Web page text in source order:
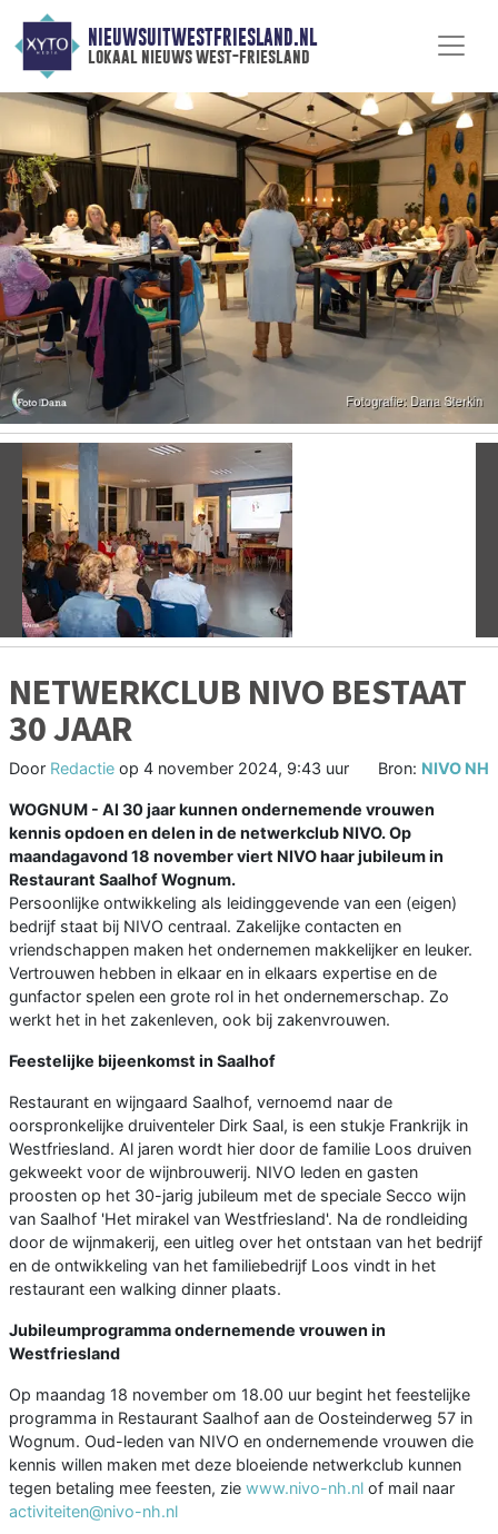
NIEUWSUITWESTFRIESLAND.NL
lokaal nieuws west-friesland
Vorige
NETWERKCLUB NIVO BESTAAT
30 JAAR
Door Redactie op 4 november 2024, 9:43 uur Bron: NIVO NH
WOGNUM - Al 30 jaar kunnen ondernemende vrouwen
kennis opdoen en delen in de netwerkclub NIVO. Op
maandagavond 18 november viert NIVO haar jubileum in
Restaurant Saalhof Wognum.
Persoonlijke ontwikkeling als leidinggevende van een (eigen)
bedrijf staat bij NIVO centraal. Zakelijke contacten en
vriendschappen maken het ondernemen makkelijker en leuker.
Vertrouwen hebben in elkaar en in elkaars expertise en de
gunfactor spelen een grote rol in het ondernemerschap. Zo
werkt het in het zakenleven, ook bij zakenvrouwen.
Feestelijke bijeenkomst in Saalhof
Restaurant en wijngaard Saalhof, vernoemd naar de
oorspronkelijke druiventeler Dirk Saal, is een stukje Frankrijk in
Westfriesland. Al jaren wordt hier door de familie Loos druiven
gekweekt voor de wijnbrouwerij. NIVO leden en gasten
proosten op het 30-jarig jubileum met de speciale Secco wijn
van Saalhof 'Het mirakel van Westfriesland'. Na de rondleiding
door de wijnmakerij, een uitleg over het ontstaan van het bedrijf
en de ontwikkeling van het familiebedrijf Loos vindt in het
restaurant een walking dinner plaats.
Jubileumprogramma ondernemende vrouwen in
Westfriesland
Op maandag 18 november om 18.00 uur begint het feestelijke
programma in Restaurant Saalhof aan de Oosteinderweg 57 in
Wognum. Oud-leden van NIVO en ondernemende vrouwen die
kennis willen maken met deze bloeiende netwerkclub kunnen
tegen betaling mee feesten, zie www.nivo-nh.nl of mail naar
activiteiten@nivo-nh.nl